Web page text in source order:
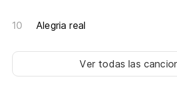
Alegria real
Ver todas las